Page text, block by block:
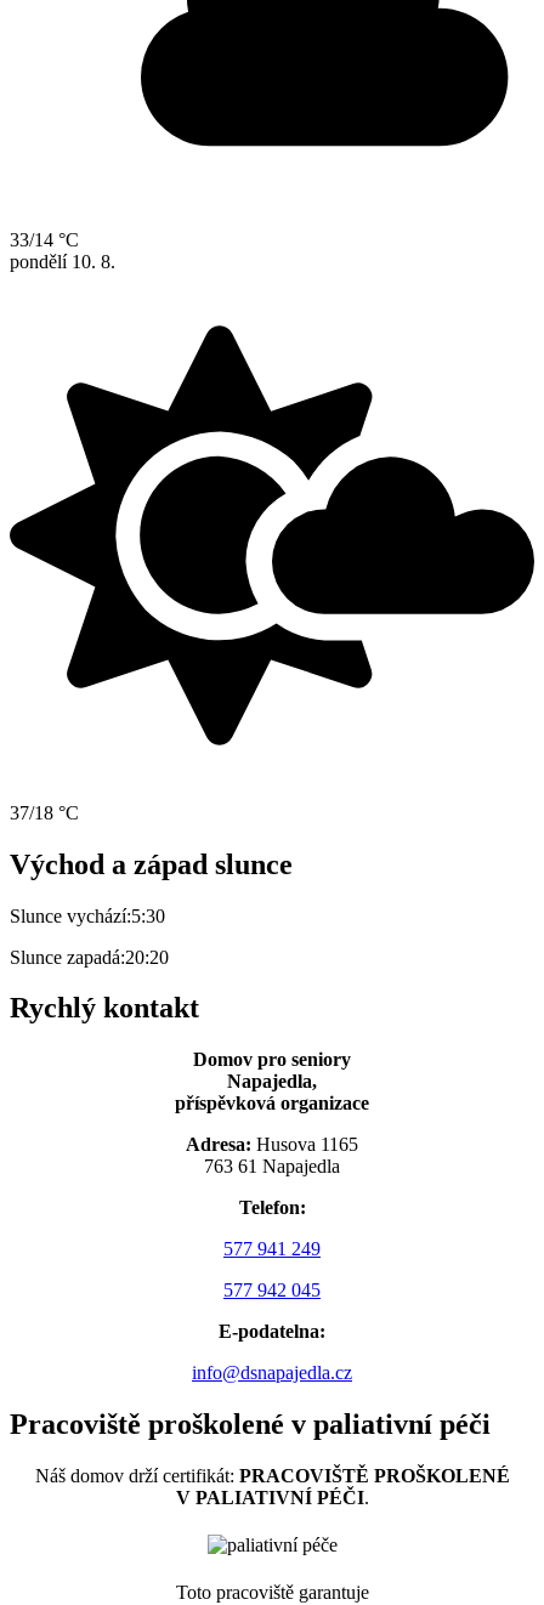
33/14 °C
pondělí 10. 8.
37/18 °C
Východ a západ slunce
Slunce vychází:5:30
Slunce zapadá:20:20
Rychlý kontakt
Domov pro seniory
Napajedla,
příspěvková organizace
Adresa: Husova 1165
763 61 Napajedla
Telefon:
577 941 249
577 942 045
E-podatelna:
info@dsnapajedla.cz
Pracoviště proškolené v paliativní péči
Náš domov drží certifikát: PRACOVIŠTĚ PROŠKOLENÉ
V PALIATIVNÍ PÉČI.
Toto pracoviště garantuje